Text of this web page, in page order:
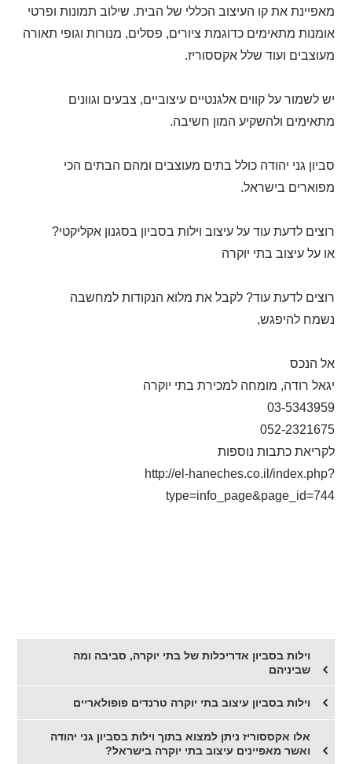
מאפיינת את קו העיצוב הכללי של הבית. שילוב תמונות ופרטי
אומנות מתאימים כדוגמת ציורים, פסלים, מנורות וגופי תאורה
מעוצבים ועוד שלל אקססוריז.
יש לשמור על קווים אלגנטיים עיצוביים, צבעים וגוונים
מתאימים ולהשקיע המון חשיבה.
סביון גני יהודה כולל בתים מעוצבים ומהם הבתים הכי
מפוארים בישראל.
רוצים לדעת עוד על עיצוב וילות בסביון בסגנון אקליקטי?
או על עיצוב בתי יוקרה
רוצים לדעת עוד? לקבל את מלוא הנקודות למחשבה
נשמח להיפגש,
אל הנכס
יגאל רודה, מומחה למכירת בתי יוקרה
03-5343959
052-2321675
לקריאת כתבות נוספות
http://el-haneches.co.il/index.php?
type=info_page&page_id=744
וילות בסביון אדריכלות של בתי יוקרה, סביבה ומה
שביניהם
וילות בסביון עיצוב בתי יוקרה טרנדים פופולאריים
אלו אקססוריז ניתן למצוא בתוך וילות בסביון גני יהודה
ואשר מאפיינים עיצוב בתי יוקרה בישראל?